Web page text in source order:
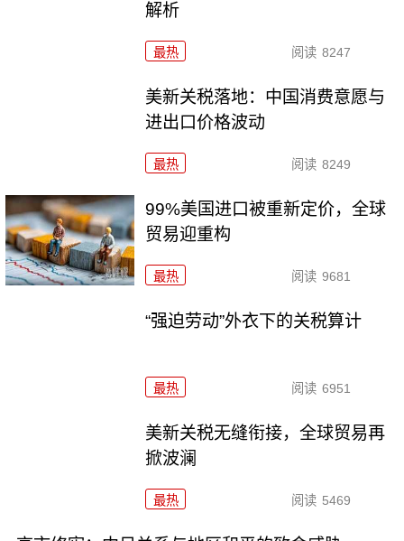
解析
最热 阅读 8247
美新关税落地：中国消费意愿与
进出口价格波动
最热 阅读 8249
99%美国进口被重新定价，全球
贸易迎重构
最热 阅读 9681
“强迫劳动”外衣下的关税算计
最热 阅读 6951
美新关税无缝衔接，全球贸易再
掀波澜
最热 阅读 5469